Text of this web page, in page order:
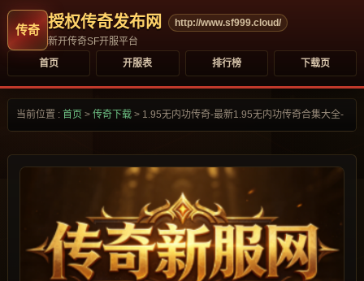
授权传奇发布网
http://www.sf999.cloud/
新开传奇SF开服平台
首页
开服表 排行榜 下载页
当前位置 : 首页 > 传奇下载 > 1.95无内功传奇-最新1.95无内功传奇合集大全-